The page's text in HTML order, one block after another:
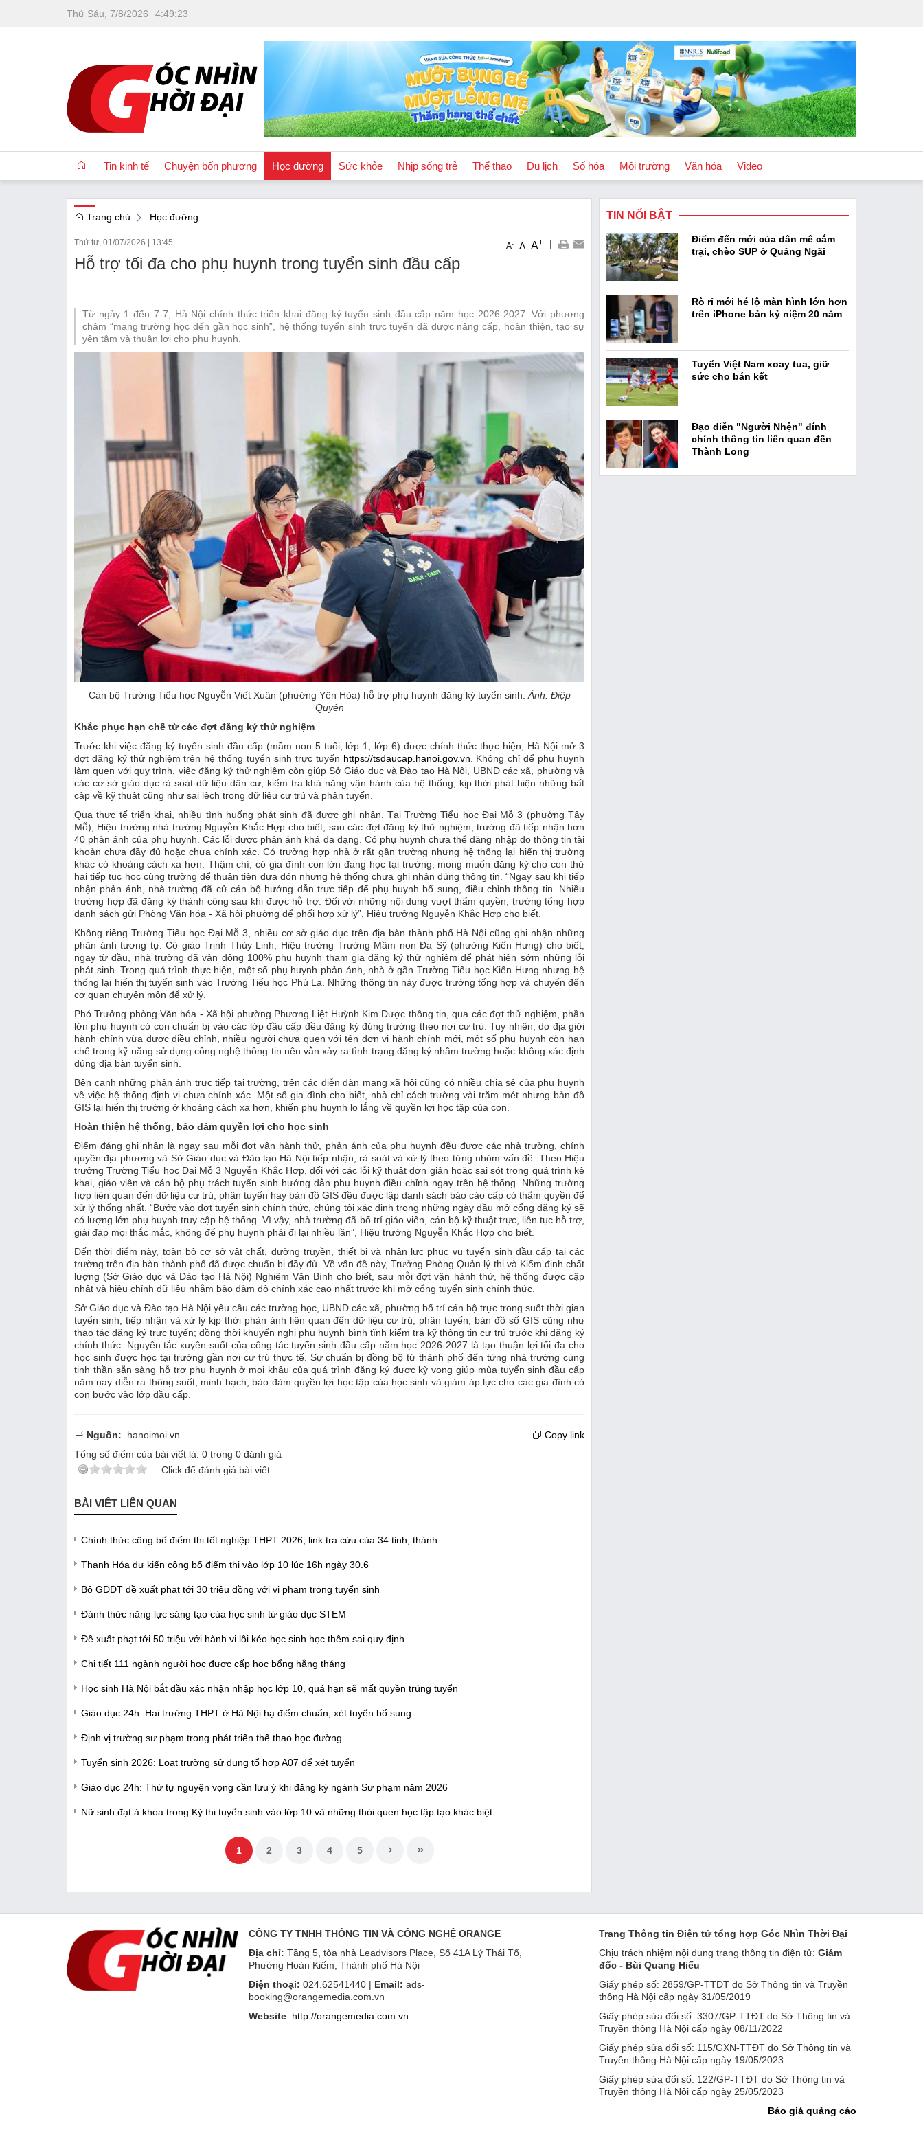
Thứ Sáu, 7/8/2026 4:49:23
Tin kinh tế
Tài chính
Thị trường
Emagazine
Chuyện bốn phương Học đường Sức khỏe Nhịp sống trẻ Thể thao Du lịch Số hóa Môi trường Văn hóa
Podcast
Video
Trang chủ Học đường
Thứ tư, 01/07/2026 13:45 A- A A+ |
Hỗ trợ tối đa cho phụ huynh trong tuyển sinh đầu cấp
Từ ngày 1 đến 7-7, Hà Nội chính thức triển khai đăng ký tuyển sinh đầu cấp năm học 2026-2027. Với phương
châm “mang trường học đến gần học sinh”, hệ thống tuyển sinh trực tuyến đã được nâng cấp, hoàn thiện, tạo sự
yên tâm và thuận lợi cho phụ huynh.
Cán bộ Trường Tiểu học Nguyễn Viết Xuân (phường Yên Hòa) hỗ trợ phụ huynh đăng ký tuyển sinh. Ảnh: Điệp
Quyên
Khắc phục hạn chế từ các đợt đăng ký thử nghiệm
Trước khi việc đăng ký tuyển sinh đầu cấp (mầm non 5 tuổi, lớp 1, lớp 6) được chính thức thực hiện, Hà Nội mở 3
đợt đăng ký thử nghiệm trên hệ thống tuyển sinh trực tuyến https://tsdaucap.hanoi.gov.vn . Không chỉ để phụ huynh
làm quen với quy trình, việc đăng ký thử nghiệm còn giúp Sở Giáo dục và Đào tạo Hà Nội, UBND các xã, phường và
các cơ sở giáo dục rà soát dữ liệu dân cư, kiểm tra khả năng vận hành của hệ thống, kịp thời phát hiện những bất
cập về kỹ thuật cũng như sai lệch trong dữ liệu cư trú và phân tuyến.
Qua thực tế triển khai, nhiều tình huống phát sinh đã được ghi nhận. Tại Trường Tiểu học Đại Mỗ 3 (phường Tây
Mỗ), Hiệu trưởng nhà trường Nguyễn Khắc Hợp cho biết, sau các đợt đăng ký thử nghiệm, trường đã tiếp nhận hơn
40 phản ánh của phụ huynh. Các lỗi được phản ánh khá đa dạng. Có phụ huynh chưa thể đăng nhập do thông tin tài
khoản chưa đầy đủ hoặc chưa chính xác. Có trường hợp nhà ở rất gần trường nhưng hệ thống lại hiển thị trường
khác có khoảng cách xa hơn. Thậm chí, có gia đình con lớn đang học tại trường, mong muốn đăng ký cho con thứ
hai tiếp tục học cùng trường để thuận tiện đưa đón nhưng hệ thống chưa ghi nhận đúng thông tin. “Ngay sau khi tiếp
nhận phản ánh, nhà trường đã cử cán bộ hướng dẫn trực tiếp để phụ huynh bổ sung, điều chỉnh thông tin. Nhiều
trường hợp đã đăng ký thành công sau khi được hỗ trợ. Đối với những nội dung vượt thẩm quyền, trường tổng hợp
danh sách gửi Phòng Văn hóa - Xã hội phường để phối hợp xử lý”, Hiệu trưởng Nguyễn Khắc Hợp cho biết.
Không riêng Trường Tiểu học Đại Mỗ 3, nhiều cơ sở giáo dục trên địa bàn thành phố Hà Nội cũng ghi nhận những
phản ánh tương tự. Cô giáo Trịnh Thùy Linh, Hiệu trưởng Trường Mầm non Đa Sỹ (phường Kiến Hưng) cho biết,
ngay từ đầu, nhà trường đã vận động 100% phụ huynh tham gia đăng ký thử nghiệm để phát hiện sớm những lỗi
phát sinh. Trong quá trình thực hiện, một số phụ huynh phản ánh, nhà ở gần Trường Tiểu học Kiến Hưng nhưng hệ
thống lại hiển thị tuyển sinh vào Trường Tiểu học Phú La. Những thông tin này được trường tổng hợp và chuyển đến
cơ quan chuyên môn để xử lý.
Phó Trưởng phòng Văn hóa - Xã hội phường Phương Liệt Huỳnh Kim Dược thông tin, qua các đợt thử nghiệm, phần
lớn phụ huynh có con chuẩn bị vào các lớp đầu cấp đều đăng ký đúng trường theo nơi cư trú. Tuy nhiên, do địa giới
hành chính vừa được điều chỉnh, nhiều người chưa quen với tên đơn vị hành chính mới, một số phụ huynh còn hạn
chế trong kỹ năng sử dụng công nghệ thông tin nên vẫn xảy ra tình trạng đăng ký nhầm trường hoặc không xác định
đúng địa bàn tuyển sinh.
Bên cạnh những phản ánh trực tiếp tại trường, trên các diễn đàn mạng xã hội cũng có nhiều chia sẻ của phụ huynh
về việc hệ thống định vị chưa chính xác. Một số gia đình cho biết, nhà chỉ cách trường vài trăm mét nhưng bản đồ
GIS lại hiển thị trường ở khoảng cách xa hơn, khiến phụ huynh lo lắng về quyền lợi học tập của con.
Hoàn thiện hệ thống, bảo đảm quyền lợi cho học sinh
Điểm đáng ghi nhận là ngay sau mỗi đợt vận hành thử, phản ánh của phụ huynh đều được các nhà trường, chính
quyền địa phương và Sở Giáo dục và Đào tạo Hà Nội tiếp nhận, rà soát và xử lý theo từng nhóm vấn đề. Theo Hiệu
trưởng Trường Tiểu học Đại Mỗ 3 Nguyễn Khắc Hợp, đối với các lỗi kỹ thuật đơn giản hoặc sai sót trong quá trình kê
khai, giáo viên và cán bộ phụ trách tuyển sinh hướng dẫn phụ huynh điều chỉnh ngay trên hệ thống. Những trường
hợp liên quan đến dữ liệu cư trú, phân tuyến hay bản đồ GIS đều được lập danh sách báo cáo cấp có thẩm quyền để
xử lý thống nhất. “Bước vào đợt tuyển sinh chính thức, chúng tôi xác định trong những ngày đầu mở cổng đăng ký sẽ
có lượng lớn phụ huynh truy cập hệ thống. Vì vậy, nhà trường đã bố trí giáo viên, cán bộ kỹ thuật trực, liên tục hỗ trợ,
giải đáp mọi thắc mắc, không để phụ huynh phải đi lại nhiều lần”, Hiệu trưởng Nguyễn Khắc Hợp cho biết.
Đến thời điểm này, toàn bộ cơ sở vật chất, đường truyền, thiết bị và nhân lực phục vụ tuyển sinh đầu cấp tại các
trường trên địa bàn thành phố đã được chuẩn bị đầy đủ. Về vấn đề này, Trưởng Phòng Quản lý thi và Kiểm định chất
lượng (Sở Giáo dục và Đào tạo Hà Nội) Nghiêm Văn Bình cho biết, sau mỗi đợt vận hành thử, hệ thống được cập
nhật và hiệu chỉnh dữ liệu nhằm bảo đảm độ chính xác cao nhất trước khi mở cổng tuyển sinh chính thức.
Sở Giáo dục và Đào tạo Hà Nội yêu cầu các trường học, UBND các xã, phường bố trí cán bộ trực trong suốt thời gian
tuyển sinh; tiếp nhận và xử lý kịp thời phản ánh liên quan đến dữ liệu cư trú, phân tuyến, bản đồ số GIS cũng như
thao tác đăng ký trực tuyến; đồng thời khuyến nghị phụ huynh bình tĩnh kiểm tra kỹ thông tin cư trú trước khi đăng ký
chính thức. Nguyên tắc xuyên suốt của công tác tuyển sinh đầu cấp năm học 2026-2027 là tạo thuận lợi tối đa cho
học sinh được học tại trường gần nơi cư trú thực tế. Sự chuẩn bị đồng bộ từ thành phố đến từng nhà trường cùng
tinh thần sẵn sàng hỗ trợ phụ huynh ở mọi khâu của quá trình đăng ký được kỳ vọng giúp mùa tuyển sinh đầu cấp
năm nay diễn ra thông suốt, minh bạch, bảo đảm quyền lợi học tập của học sinh và giảm áp lực cho các gia đình có
con bước vào lớp đầu cấp.
Nguồn: hanoimoi.vn
Copy link
Tổng số điểm của bài viết là: 0 trong 0 đánh giá
Click để đánh giá bài viết
BÀI VIẾT LIÊN QUAN
Chính thức công bố điểm thi tốt nghiệp THPT 2026, link tra cứu của 34 tỉnh, thành
Thanh Hóa dự kiến công bố điểm thi vào lớp 10 lúc 16h ngày 30.6
Bộ GDĐT đề xuất phạt tới 30 triệu đồng với vi phạm trong tuyển sinh
Đánh thức năng lực sáng tạo của học sinh từ giáo dục STEM
Đề xuất phạt tới 50 triệu với hành vi lôi kéo học sinh học thêm sai quy định
Chi tiết 111 ngành người học được cấp học bổng hằng tháng
Học sinh Hà Nội bắt đầu xác nhận nhập học lớp 10, quá hạn sẽ mất quyền trúng tuyển
Giáo dục 24h: Hai trường THPT ở Hà Nội hạ điểm chuẩn, xét tuyển bổ sung
Định vị trường sư phạm trong phát triển thể thao học đường
Tuyển sinh 2026: Loạt trường sử dụng tổ hợp A07 để xét tuyển
Giáo dục 24h: Thứ tự nguyện vọng cần lưu ý khi đăng ký ngành Sư phạm năm 2026
Nữ sinh đạt á khoa trong Kỳ thi tuyển sinh vào lớp 10 và những thói quen học tập tạo khác biệt
1 2 3 4 5
TIN NỔI BẬT
Điểm đến mới của dân mê cắm
trại, chèo SUP ở Quảng Ngãi
Rò rỉ mới hé lộ màn hình lớn hơn
trên iPhone bản kỷ niệm 20 năm
Tuyển Việt Nam xoay tua, giữ
sức cho bán kết
Đạo diễn "Người Nhện" đính
chính thông tin liên quan đến
Thành Long
CÔNG TY TNHH THÔNG TIN VÀ CÔNG NGHỆ ORANGE
Địa chỉ: Tầng 5, tòa nhà Leadvisors Place, Số 41A Lý Thái Tổ,
Phường Hoàn Kiếm, Thành phố Hà Nội
Điện thoại: 024.62541440 | Email: ads-
booking@orangemedia.com.vn
Website: http://orangemedia.com.vn
Trang Thông tin Điện tử tổng hợp Góc Nhìn Thời Đại
Chịu trách nhiệm nội dung trang thông tin điện tử: Giám
đốc - Bùi Quang Hiếu
Giấy phép số: 2859/GP-TTĐT do Sở Thông tin và Truyền
thông Hà Nội cấp ngày 31/05/2019
Giấy phép sửa đổi số: 3307/GP-TTĐT do Sở Thông tin và
Truyền thông Hà Nội cấp ngày 08/11/2022
Giấy phép sửa đổi số: 115/GXN-TTĐT do Sở Thông tin và
Truyền thông Hà Nội cấp ngày 19/05/2023
Giấy phép sửa đổi số: 122/GP-TTĐT do Sở Thông tin và
Truyền thông Hà Nội cấp ngày 25/05/2023
Báo giá quảng cáo